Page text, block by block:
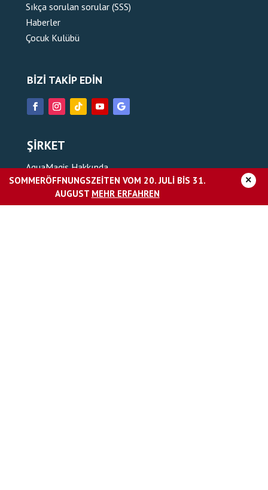
SOMMERÖFFNUNGSZEITEN VOM 20. JULI BIS 31.
AUGUST MEHR ERFAHREN
×
Sıkça sorulan sorular (SSS)
Haberler
Çocuk Kulübü
BIZI TAKIP EDIN
ŞIRKET
AquaMagis Hakkında
Kariyer